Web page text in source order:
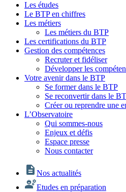
Les études
Le BTP en chiffres
Les métiers
Les métiers du BTP
Les certifications du BTP
Gestion des compétences
Recruter et fidéliser
Développer les
Votre avenir dans le BTP
Se former dans le BTP
Se reconvertir dans le
Créer ou reprendre une
L’Observatoire
Qui sommes-nous
Enjeux et défis
Espace presse
Nous contacter
Nos actualités
Etudes en préparation